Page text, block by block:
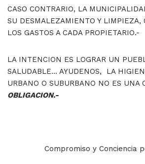
CASO CONTRARIO, LA
SU DESMALEZAMIENTO Y LIMPIEZA,
LOS GASTOS A CADA PROPIETARIO.-
LA INTENCION ES LOGRAR UN
SALUDABLE… AYUDENOS, LA
URBANO O SUBURBANO NO ES UNA
OBLIGACION.-
Compromiso y Conciencia